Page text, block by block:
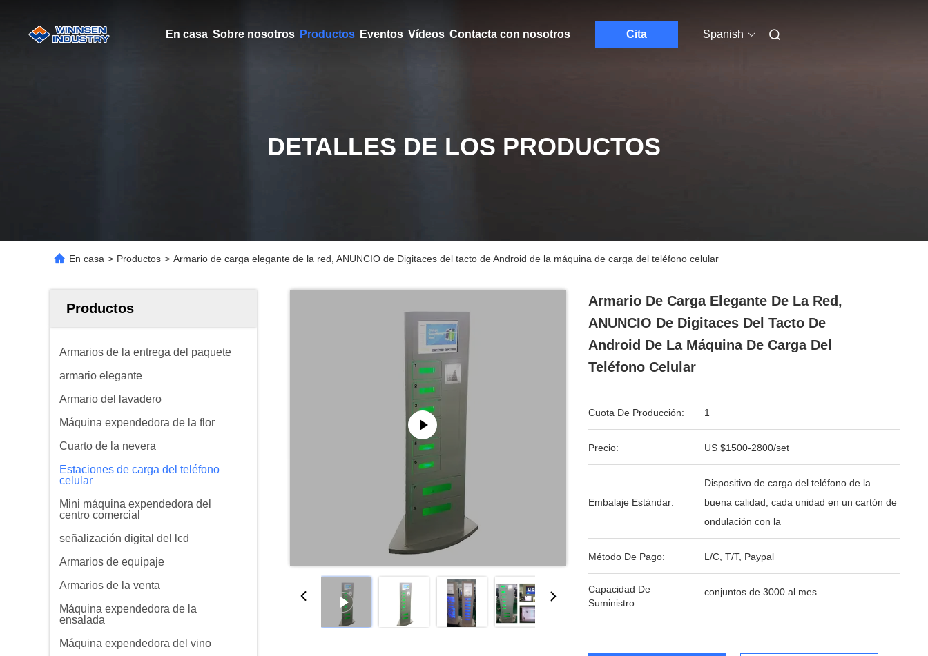
En casa Sobre nosotros Productos Eventos Vídeos Contacta con nosotros Cita Spanish
DETALLES DE LOS PRODUCTOS
En casa > Productos > Armario de carga elegante de la red, ANUNCIO de Digitaces del tacto de Android de la máquina de carga del teléfono celular
Productos
Armarios de la entrega del paquete
armario elegante
Armario del lavadero
Máquina expendedora de la flor
Cuarto de la nevera
Estaciones de carga del teléfono
celular
Mini máquina expendedora del
centro comercial
señalización digital del lcd
Armarios de equipaje
Armarios de la venta
Máquina expendedora de la
ensalada
Máquina expendedora del vino
Armario De Carga Elegante De La Red,
ANUNCIO De Digitaces Del Tacto De
Android De La Máquina De Carga Del
Teléfono Celular
Cuota De Producción: 1
Precio: US $1500-2800/set
Embalaje Estándar:
Dispositivo de carga del teléfono de la
buena calidad, cada unidad en un cartón de
ondulación con la
Método De Pago: L/C, T/T, Paypal
Capacidad De
Suministro:
conjuntos de 3000 al mes